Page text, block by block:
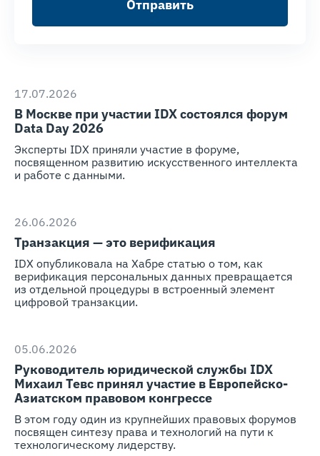
Отправить
17.07.2026
В Москве при участии IDX состоялся форум
Data Day 2026
Эксперты IDX приняли участие в форуме,
посвященном развитию искусственного интеллекта
и работе с данными.
26.06.2026
Транзакция — это верификация
IDX опубликовала на Хабре статью о том, как
верификация персональных данных превращается
из отдельной процедуры в встроенный элемент
цифровой транзакции.
05.06.2026
Руководитель юридической службы IDX
Михаил Тевс принял участие в Европейско-
Азиатском правовом конгрессе
В этом году один из крупнейших правовых форумов
посвящен синтезу права и технологий на пути к
технологическому лидерству.